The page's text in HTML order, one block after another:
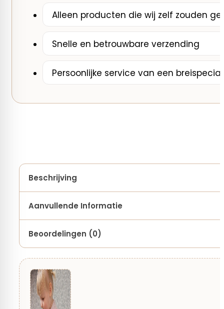
aantal
Alleen producten die wij zelf zouden
Snelle en betrouwbare verzending
Persoonlijke service van een
Beschrijving
Aanvullende Informatie
Levertijd:
op voorraad
Merk
Beoordelingen (0)
Er zijn nog geen beoordelingen.